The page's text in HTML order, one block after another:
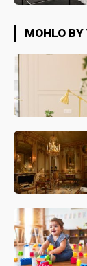
MOHLO